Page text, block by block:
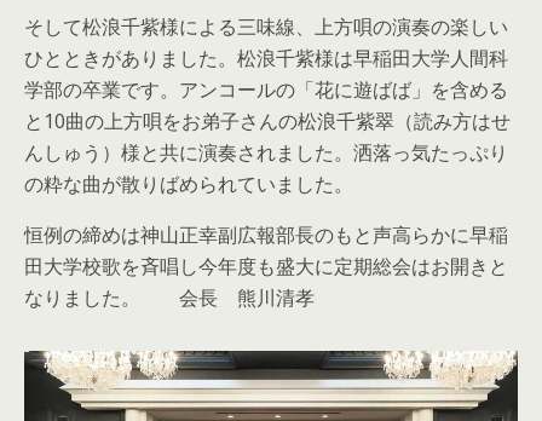
そして松浪千紫様による三味線、上方唄の演奏の楽しい
ひとときがありました。松浪千紫様は早稲田大学人間科
学部の卒業です。アンコールの「花に遊ばば」を含める
と10曲の上方唄をお弟子さんの松浪千紫翠（読み方はせ
んしゅう）様と共に演奏されました。洒落っ気たっぷり
の粋な曲が散りばめられていました。
恒例の締めは神山正幸副広報部長のもと声高らかに早稲
田大学校歌を斉唱し今年度も盛大に定期総会はお開きと
なりました。 会長 熊川清孝